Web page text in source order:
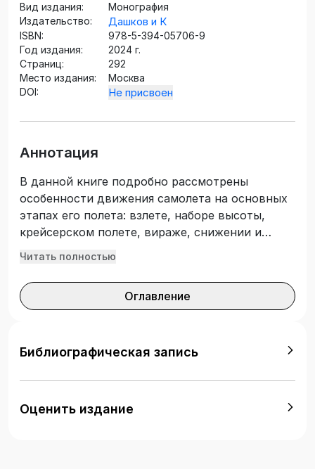
Вид издания:
Монография
Издательство:
Дашков и К
ISBN:
978-5-394-05706-9
Год издания:
2024 г.
Страниц:
292
Место издания:
Москва
DOI:
Не присвоен
Аннотация
В данной книге подробно рассмотрены
особенности движения самолета на основных
этапах его полета: взлете, наборе высоты,
крейсерском полете, вираже, снижении и
посадке. В доступной и простой форме
управляемости и балансировки самолета в
продольном и боковом каналах. Для учащихся
классах, а также широкого круга читателей.
Читать полностью
Оглавление
Библиографическая запись
Оценить издание